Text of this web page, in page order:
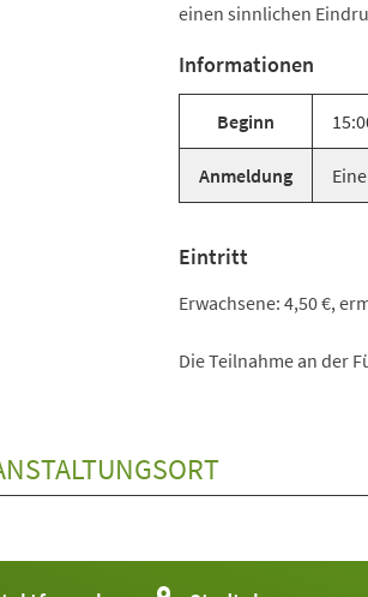
einen sinnlichen
Informationen
Beginn
Anmeldung
Eintritt
Erwachsene: 4,50 €,
Die Teilnahme an der